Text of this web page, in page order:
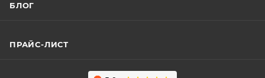
БЛОГ
ПРАЙС-ЛИСТ